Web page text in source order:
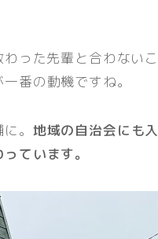
った先輩と合わないこ
番の動機ですね。
。 地域の自治会にも入
ています。